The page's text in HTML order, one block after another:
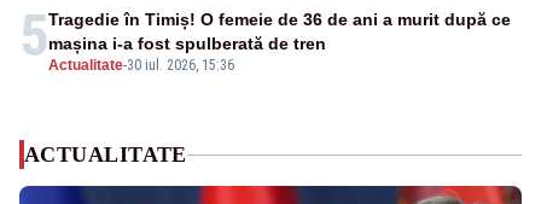
5Actualitate-30 iul. 2026, 15:36
Tragedie în Timiș! O femeie de 36 de ani a murit după ce
mașina i-a fost spulberată de tren
ACTUALITATE